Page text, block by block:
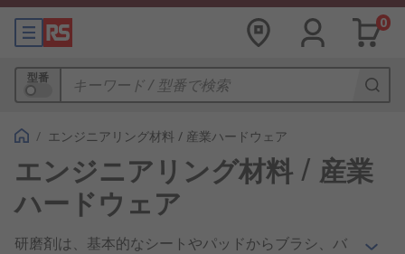
0
型番
/ エンジニアリング材料 / 産業ハードウェア
エンジニアリング材料 / 産業
ハードウェア
研磨剤は、基本的なシートやパッドからブラシ、バ